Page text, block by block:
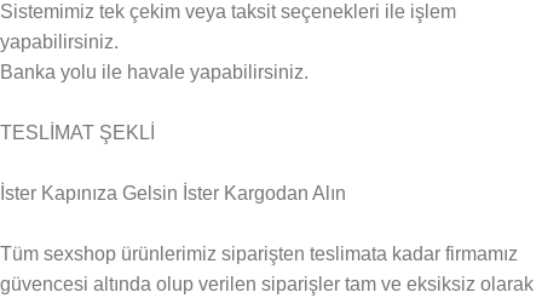
Sistemimiz tek çekim veya taksit seçenekleri ile işlem
yapabilirsiniz.
Banka yolu ile havale yapabilirsiniz.
TESLİMAT ŞEKLİ
İster Kapınıza Gelsin İster Kargodan Alın
Tüm sexshop ürünlerimiz siparişten teslimata kadar firmamız
güvencesi altında olup verilen siparişler tam ve eksiksiz olarak